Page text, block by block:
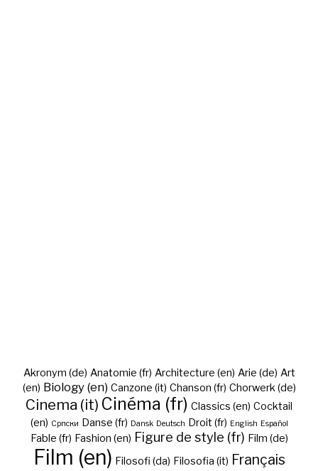
Akronym (de) Anatomie (fr) Architecture (en) Arie (de) Art
(en) Biology (en) Canzone (it) Chanson (fr) Chorwerk (de)
Cinema (it) Cinéma (fr) Classics (en) Cocktail
(en) Cрпски Danse (fr) Dansk Deutsch Droit (fr) English Español
Fable (fr) Fashion (en) Figure de style (fr) Film (de)
Film (en) Filosofi (da) Filosofia (it) Français